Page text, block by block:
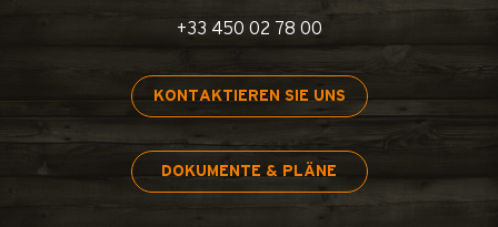
+33 450 02 78 00
KONTAKTIEREN SIE UNS
DOKUMENTE & PLÄNE